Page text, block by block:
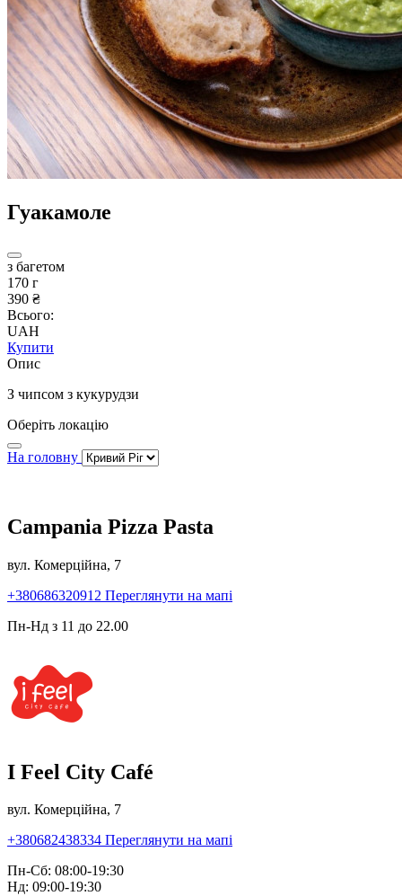
Гуакамоле
з багетом
170 г
390 ₴
Всього:
UAH
Купити
Опис
З чипсом з кукурудзи
Оберіть локацію
На головну
Campania Pizza Pasta
вул. Комерційна, 7
+380686320912 Переглянути на мапі
Пн-Нд з 11 до 22.00
I Feel City Café
вул. Комерційна, 7
+380682438334 Переглянути на мапі
Пн-Сб: 08:00-19:30
Нд: 09:00-19:30